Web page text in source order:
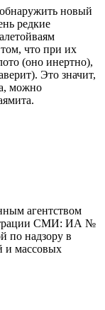
новый
редкие
что при их
(оно инертно),
Это значит,
можно
агентством
СМИ: ИА №
по надзору в
и массовых